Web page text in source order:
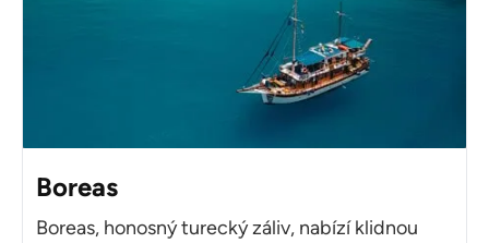
Boreas
Boreas, honosný turecký záliv, nabízí klidnou